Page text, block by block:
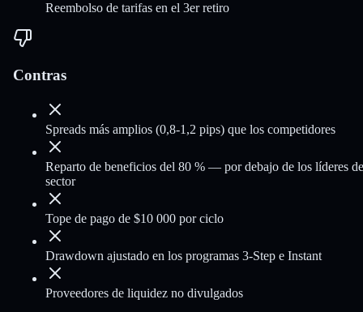
Reembolso de tarifas en el 3er retiro
Contras
Spreads más amplios (0,8-1,2 pips) que los competidores
Reparto de beneficios del 80 % — por debajo de los líderes
sector
Tope de pago de $10 000 por ciclo
Drawdown ajustado en los programas 3-Step e Instant
Proveedores de liquidez no divulgados